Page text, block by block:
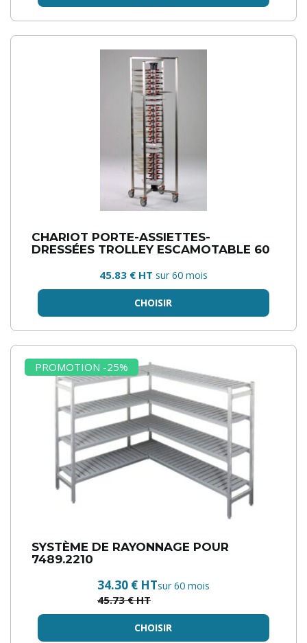
CHARIOT PORTE-ASSIETTES-
DRESSÉES TROLLEY ESCAMOTABLE 60
45.83 € HT sur 60 mois
CHOISIR
PROMOTION -25%
SYSTÈME DE RAYONNAGE POUR
7489.2210
34.30 € HTsur 60 mois
45.73 € HT
CHOISIR